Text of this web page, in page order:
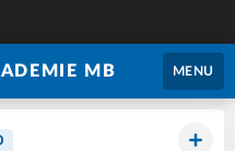
MB MENU